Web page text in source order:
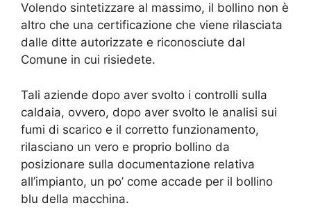
Volendo sintetizzare al massimo, il bollino non è
altro che una certificazione che viene rilasciata
dalle ditte autorizzate e riconosciute dal
Comune in cui risiedete.
Tali aziende dopo aver svolto i controlli sulla
caldaia, ovvero, dopo aver svolto le analisi sui
fumi di scarico e il corretto funzionamento,
rilasciano un vero e proprio bollino da
posizionare sulla documentazione relativa
all’impianto, un po’ come accade per il bollino
blu della macchina.